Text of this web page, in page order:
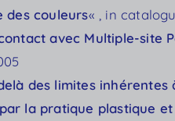
des couleurs« , in
avec Multiple-site
des limites inhérentes
la pratique plastique